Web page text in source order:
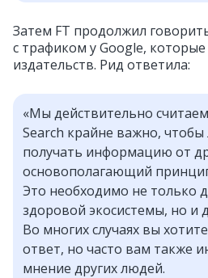
Затем FT продолжил
с трафиком у Google, которые
издательств. Рид ответила:
«Мы действительно
Search крайне важно,
получать информацию от
основополагающий
Это необходимо не только
здоровой экосистемы, но и
Во многих случаях вы
ответ, но часто вам также
мнение других людей.